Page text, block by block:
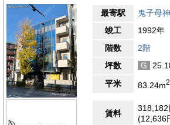
ステムを導入しており、営業時間外や休日
ています。これにより、重要な機材や機
心して利用できます。ゴム産業会館は、バ
ビルです。幅広いニーズに応えられる条件
な事業拠点としても安心して選択で
【周辺ガイド】
ゴム産業会館の周辺は、落ち着いた環境と
がバランスよく揃ったエリアです。徒歩圏
信用金庫の支店が複数あり、日々の現金取
続きなどの金融業務をスムーズに行うこ
近くに所在し、契約書や重要書類の発送、
最寄駅 鬼子母
竣工
1992年
階数
2階
坪数
G
平米
83.24m2
賃料
318,182
(12,636